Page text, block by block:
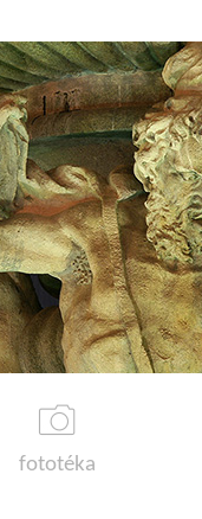
fototéka